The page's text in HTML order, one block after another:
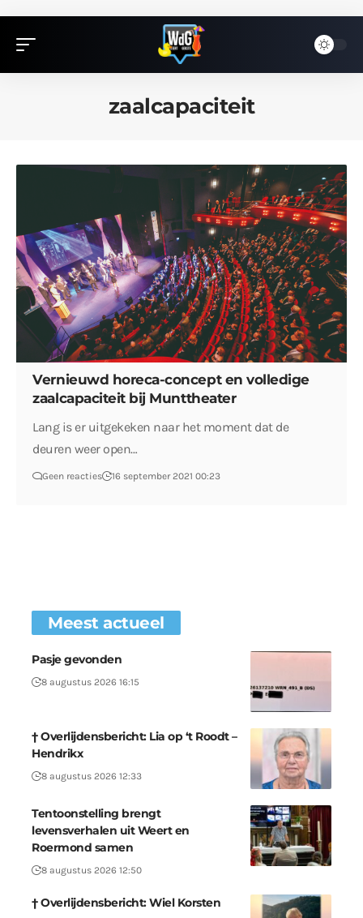
zaalcapaciteit
Vernieuwd horeca-concept en volledige
zaalcapaciteit bij Munttheater
Lang is er uitgekeken naar het moment dat de
deuren weer open…
Geen reacties 16 september 2021 00:23
Meest actueel
Pasje gevonden
8 augustus 2026 16:15
† Overlijdensbericht: Lia op ‘t Roodt –
Hendrikx
8 augustus 2026 12:33
Tentoonstelling brengt
levensverhalen uit Weert en
Roermond samen
8 augustus 2026 12:50
† Overlijdensbericht: Wiel Korsten